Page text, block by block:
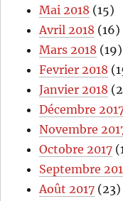
Mai 2018 (15)
Avril 2018 (16)
Mars 2018 (19)
Fevrier 2018
Janvier 2018
Décembre
Novembre
Octobre 2017
Septembre
Août 2017 (23)